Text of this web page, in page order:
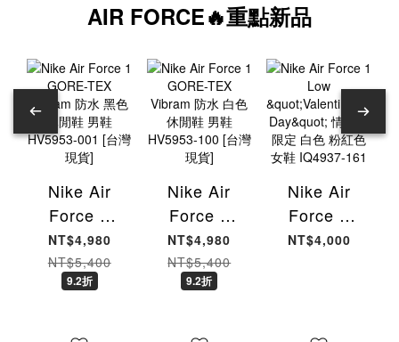
AIR FORCE🔥重點新品
Nike Air
Force 1
GORE-TEX
Vibram 防
水 黑色 休
HV5953-
NT$4,980
NT$5,400
9.2折
Nike Air
Force 1
GORE-TEX
Vibram 防
水 白色 休
HV5953-
NT$4,980
NT$5,400
9.2折
Nike Air
Force 1
Low
粉紅色 女鞋
NT$4,000